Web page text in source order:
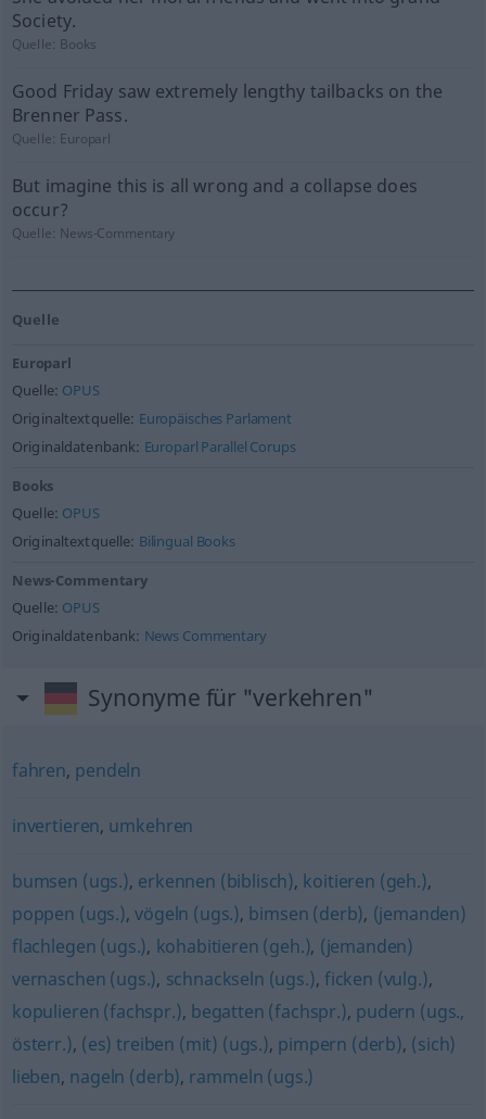
Society.
Quelle: Books
Good Friday saw extremely lengthy tailbacks on the
Brenner Pass.
Quelle: Europarl
But imagine this is all wrong and a collapse does
occur?
Quelle: News-Commentary
Quelle
Europarl
Quelle: OPUS
Originaltextquelle: Europäisches Parlament
Originaldatenbank: Europarl Parallel Corups
Books
Quelle: OPUS
Originaltextquelle: Bilingual Books
News-Commentary
Quelle: OPUS
Originaldatenbank: News Commentary
Synonyme für "verkehren"
fahren, pendeln
invertieren, umkehren
bumsen (ugs.), erkennen (biblisch), koitieren (geh.),
poppen (ugs.),vögeln (ugs.), bimsen (derb), (jemanden)
flachlegen (ugs.), kohabitieren (geh.), (jemanden)
vernaschen (ugs.), schnackseln (ugs.), ficken (vulg.),
kopulieren (fachspr.), begatten (fachspr.), pudern (ugs.,
österr.), (es) treiben (mit) (ugs.), pimpern (derb), (sich)
lieben, nageln (derb), rammeln (ugs.)